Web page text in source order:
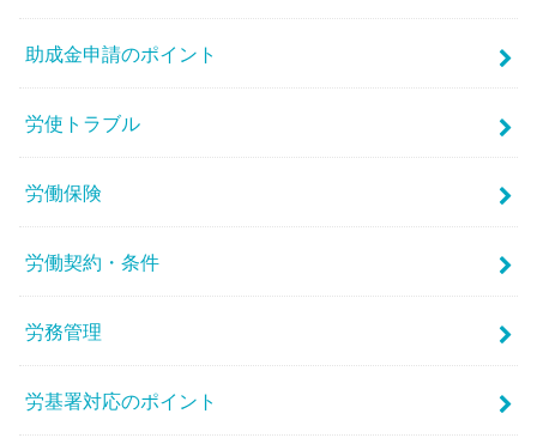
助成金申請のポイント
労使トラブル
労働保険
労働契約・条件
労務管理
労基署対応のポイント